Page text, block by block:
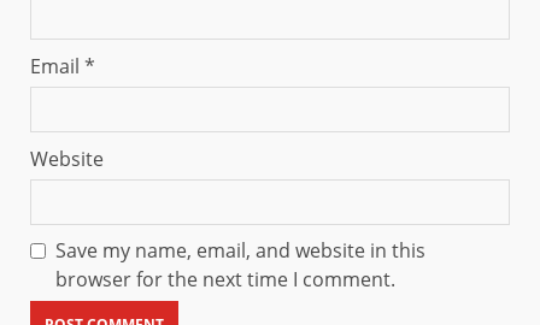
Email *
Website
Save my name, email, and website in this
browser for the next time I comment.